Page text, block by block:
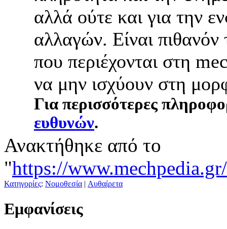
αλλά ούτε και για την
αλλαγών. Είναι
που περιέχονται στη
να μην ισχύουν στη
Για περισσότερες
ευθυνών.
Ανακτήθηκε από το
"https://
Κατηγορίες: Νομοθεσία | Αυθαίρετα
Εμφανίσεις